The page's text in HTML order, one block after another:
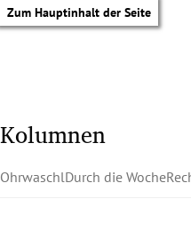
Zum Hauptinhalt der Seite
Kolumnen
OhrwaschlDurch die Woche